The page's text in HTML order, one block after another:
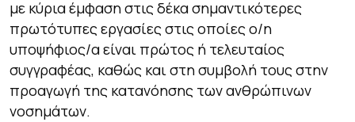
με κύρια έμφαση στις δέκα σημαντικότερες
πρωτότυπες εργασίες στις οποίες ο/η
υποψήφιος/α είναι πρώτος ή τελευταίος
συγγραφέας, καθώς και στη συμβολή τους στην
προαγωγή της κατανόησης των ανθρώπινων
νοσημάτων.